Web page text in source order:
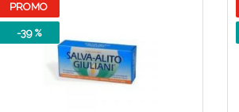
PROMO
-39 %